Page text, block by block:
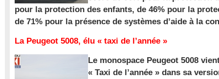
pour la protection des enfants, de 46% pour la
de 71% pour la présence de systèmes d’aide à la
La Peugeot 5008, élu « taxi de l’année »
Le monospace Peugeot 5008
« Taxi de l’année » dans sa